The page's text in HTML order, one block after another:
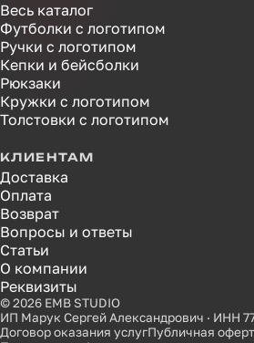
Весь каталог
Футболки с логотипом
Ручки с логотипом
Кепки и бейсболки
Рюкзаки
Кружки с логотипом
Толстовки с логотипом
КЛИЕНТАМ
Доставка
Оплата
Возврат
Вопросы и ответы
Статьи
О компании
Реквизиты
© 2026 EMB STUDIO
ИП Марук Сергей Александрович · ИНН
Договор оказания услугПубличная